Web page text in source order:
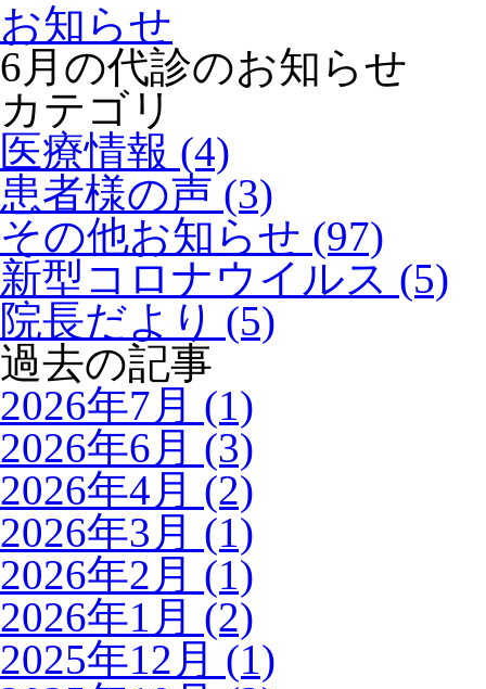
お知らせ
6月の代診のお知らせ
カテゴリ
医療情報 (4)
患者様の声 (3)
その他お知らせ (97)
新型コロナウイルス (5)
院長だより (5)
過去の記事
2026年7月 (1)
2026年6月 (3)
2026年4月 (2)
2026年3月 (1)
2026年2月 (1)
2026年1月 (2)
2025年12月 (1)